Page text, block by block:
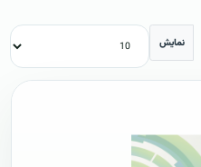
نمایش